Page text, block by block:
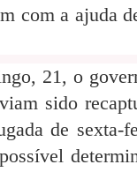
com a ajuda
21, o
sido
de sexta-